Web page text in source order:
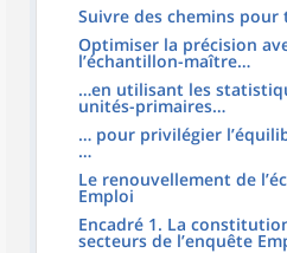
Suivre des chemins
Optimiser la précision
l’échantillon-maître…
…en utilisant les
unités-primaires…
… pour privilégier
…
Le renouvellement de
Emploi
Encadré 1. La
secteurs de l’enquête